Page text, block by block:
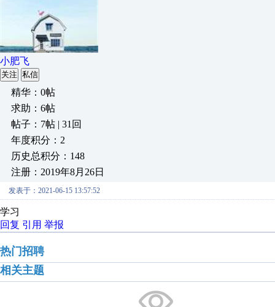
小肥飞
关注 私信
精华：0帖
求助：6帖
帖子：7帖 | 31回
年度积分：2
历史总积分：148
注册：2019年8月26日
发表于：2021-06-15 13:57:52
学习
回复 引用 举报
热门招聘
相关主题